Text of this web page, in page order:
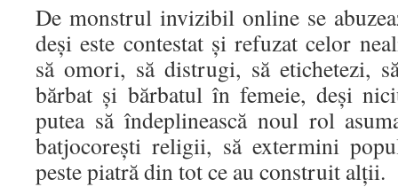
De monstrul invizibil online se
deși este contestat și refuzat celor
să omori, să distrugi, să etichetezi,
bărbat și bărbatul în femeie, deși
putea să îndeplinească noul rol
batjocorești religii, să extermini
peste piatră din tot ce au construit alții.